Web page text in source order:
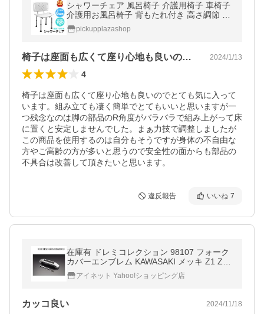
シャワーチェア 風呂椅子 介護用椅子 車椅子
介護用お風呂椅子 背もたれ付き 高さ調節 伸
縮式 高齢者
pickupplazashop
椅子は座面も広くて座り心地も良いのでと… 2024/1/13
4
椅子は座面も広くて座り心地も良いのでとても気に入って
います。組み立ても凄く簡単でとてもいいと思いますが一
つ残念なのは脚の部品のR角度がバラバラで組み上がって床
に置くと安定しませんでした。まぁ力技で調整しましたが
この商品を使用するのは自分もそうですが身体の不自由な
方やご高齢の方が多いと思うので安全性の面からも部品の
不具合は改善して頂きたいと思います。
違反報告 いいね 7
在庫有 ドレミコレクション 98107 フォーク
カバーエンブレム KAWASAKI メッキ Z1 Z2
Z1000 Z900 Z750D Z1000MK2 ZEPHYR FX
Styleアイネット Yahoo!ショッピング店
カッコ良い 2024/11/18